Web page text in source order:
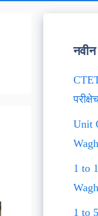
नवीन
Unit
1 to
1 to